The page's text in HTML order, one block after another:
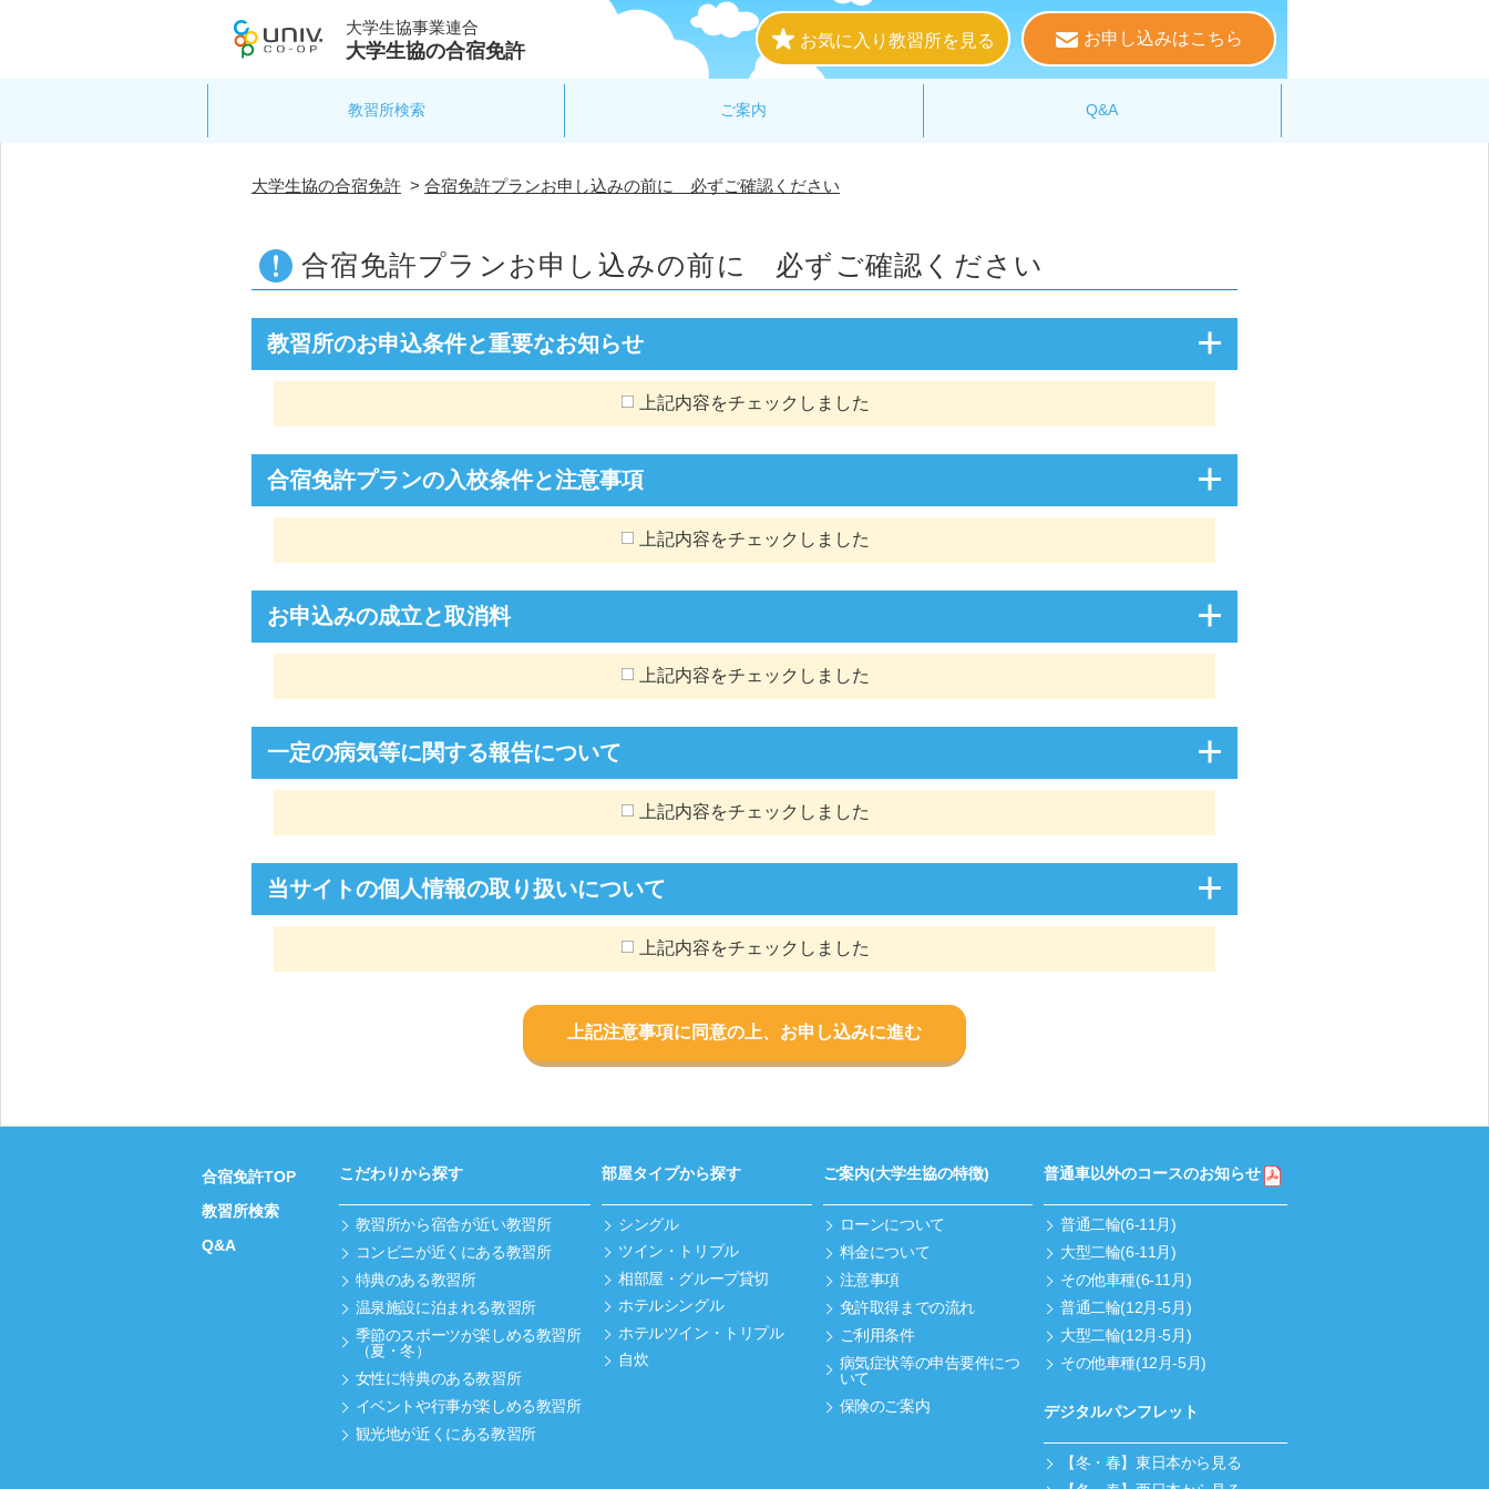
大学生協事業連合
大学生協の合宿免許 お気に入り教習所を見る お申し込みはこちら
教習所検索 ご案内 Q&A
大学生協の合宿免許 > 合宿免許プランお申し込みの前に 必ずご確認ください
合宿免許プランお申し込みの前に 必ずご確認ください
教習所のお申込条件と重要なお知らせ
上記内容をチェックしました
合宿免許プランの入校条件と注意事項
上記内容をチェックしました
お申込みの成立と取消料
上記内容をチェックしました
一定の病気等に関する報告について
上記内容をチェックしました
当サイトの個人情報の取り扱いについて
上記内容をチェックしました
上記注意事項に同意の上、お申し込みに進む
合宿免許TOP
教習所検索
Q&A
こだわりから探す
教習所から宿舎が近い教習所
コンビニが近くにある教習所
特典のある教習所
温泉施設に泊まれる教習所
季節のスポーツが楽しめる教習所
（夏・冬）
女性に特典のある教習所
イベントや行事が楽しめる教習所
観光地が近くにある教習所
部屋タイプから探す
シングル
ツイン・トリプル
相部屋・グループ貸切
ホテルシングル
ホテルツイン・トリプル
自炊
ご案内(大学生協の特徴)
ローンについて
料金について
注意事項
免許取得までの流れ
ご利用条件
病気症状等の申告要件につ
いて
保険のご案内
普通車以外のコースのお知らせ
普通二輪(6-11月)
大型二輪(6-11月)
その他車種(6-11月)
普通二輪(12月-5月)
大型二輪(12月-5月)
その他車種(12月-5月)
デジタルパンフレット
【冬・春】東日本から見る